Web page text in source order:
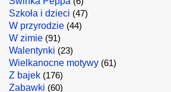
Szkoła i dzieci (47)
W przyrodzie (44)
W zimie (91)
Walentynki (23)
Wielkanocne motywy (61)
Z bajek (176)
Zabawki (60)